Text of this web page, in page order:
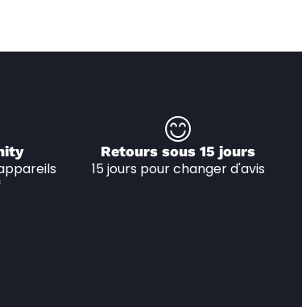
Retours sous 15 jours
15 jours pour changer d'avis